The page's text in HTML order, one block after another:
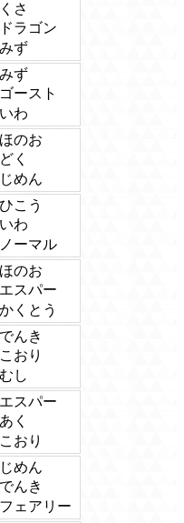
くさ
ドラゴン
みず
みず
ゴースト
いわ
ほのお
どく
じめん
ひこう
いわ
ノーマル
ほのお
エスパー
かくとう
でんき
こおり
むし
エスパー
あく
こおり
じめん
でんき
フェアリー